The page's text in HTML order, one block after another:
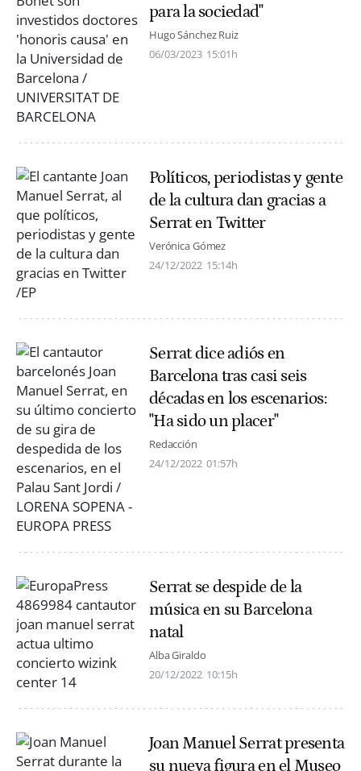
para la sociedad"
Hugo Sánchez Ruiz
06/03/2023 15:01h
Políticos, periodistas y gente
de la cultura dan gracias a
Serrat en Twitter
Verónica Gómez
24/12/2022 15:14h
Serrat dice adiós en
Barcelona tras casi seis
décadas en los escenarios:
"Ha sido un placer"
Redacción
24/12/2022 01:57h
Serrat se despide de la
música en su Barcelona
natal
Alba Giraldo
20/12/2022 10:15h
Joan Manuel Serrat presenta
su nueva figura en el Museo